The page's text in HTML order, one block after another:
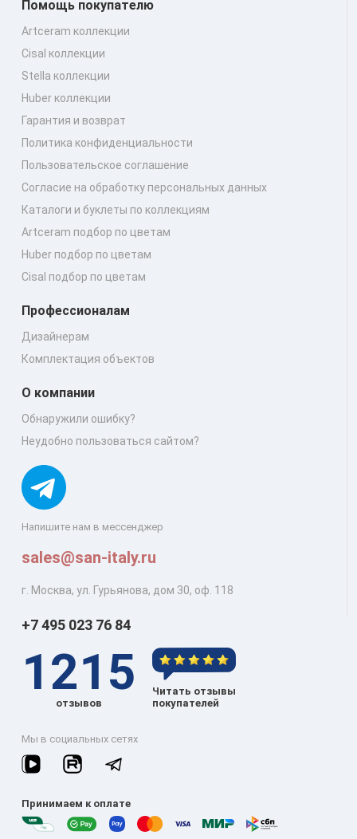
Напишите нам в мессенджер
sales@san-italy.ru
г. Москва, ул. Гурьянова, дом 30, оф. 118
Помощь покупателю
Artceram коллекции
Cisal коллекции
Stella коллекции
Huber коллекции
Гарантия и возврат
Политика конфиденциальности
Пользовательское соглашение
Согласие на обработку персональных данных
Каталоги и буклеты по коллекциям
Artceram подбор по цветам
Huber подбор по цветам
Cisal подбор по цветам
Профессионалам
Дизайнерам
Комплектация объектов
О компании
Обнаружили ошибку?
Неудобно пользоваться сайтом?
+7 495 023 76 84
1215
отзывов
Читать отзывы
покупателей
Мы в социальных сетях
Принимаем к оплате